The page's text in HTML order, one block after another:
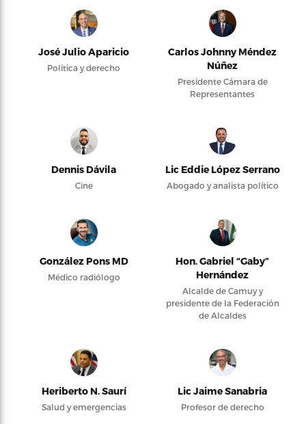
José Julio Aparicio
Política y derecho
Carlos Johnny Méndez
Núñez
Presidente Cámara de
Representantes
Dennis Dávila
Cine
Lic Eddie López Serrano
Abogado y analista político
González Pons MD
Médico radiólogo
Hon. Gabriel “Gaby”
Hernández
Alcalde de Camuy y
presidente de la Federación
de Alcaldes
Heriberto N. Saurí
Salud y emergencias
Lic Jaime Sanabria
Profesor de derecho